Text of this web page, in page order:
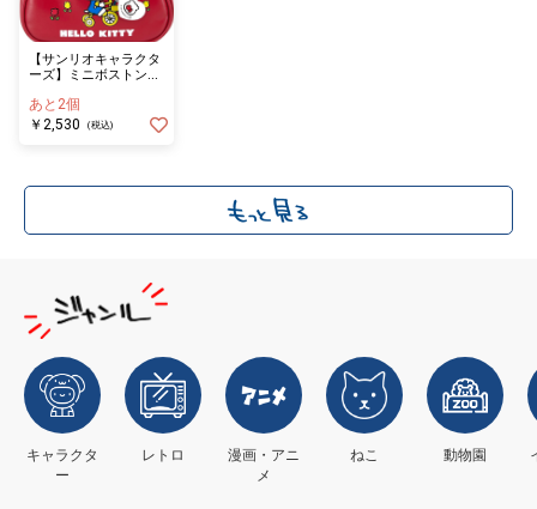
【サンリオキャラクタ
ーズ】ミニボストンバ
あと2個
￥2,530
(税込)
キャラクタ
ー
レトロ
漫画・アニ
メ
ねこ 動物園